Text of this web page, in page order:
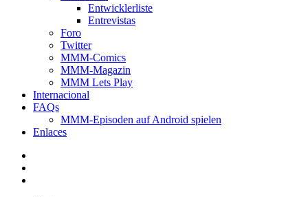
Entwicklerliste
Entrevistas
Foro
Twitter
MMM-Comics
MMM-Magazin
MMM Lets Play
Internacional
FAQs
MMM-Episoden auf Android spielen
Enlaces